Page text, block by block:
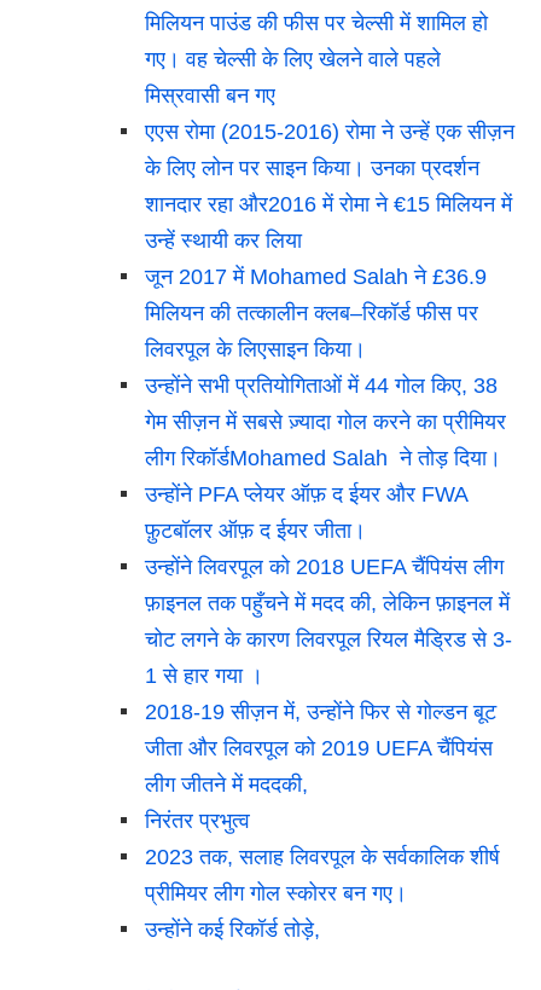
मिलियन पाउंड की फीस पर चेल्सी में शामिल हो
गए। वह चेल्सी के लिए खेलने वाले पहले
मिस्रवासी बन गए
एएस रोमा (2015-2016) रोमा ने उन्हें एक सीज़न
के लिए लोन पर साइन किया। उनका प्रदर्शन
शानदार रहा और2016 में रोमा ने €15 मिलियन में
उन्हें स्थायी कर लिया
जून 2017 में Mohamed Salah ने £36.9
मिलियन की तत्कालीन क्लब–रिकॉर्ड फीस पर
लिवरपूल के लिएसाइन किया।
उन्होंने सभी प्रतियोगिताओं में 44 गोल किए, 38
गेम सीज़न में सबसे ज़्यादा गोल करने का प्रीमियर
लीग रिकॉर्डMohamed Salah ने तोड़ दिया।
उन्होंने PFA प्लेयर ऑफ़ द ईयर और FWA
फ़ुटबॉलर ऑफ़ द ईयर जीता।
उन्होंने लिवरपूल को 2018 UEFA चैंपियंस लीग
फ़ाइनल तक पहुँचने में मदद की, लेकिन फ़ाइनल में
चोट लगने के कारण लिवरपूल रियल मैड्रिड से 3-
1 से हार गया ।
2018-19 सीज़न में, उन्होंने फिर से गोल्डन बूट
जीता और लिवरपूल को 2019 UEFA चैंपियंस
लीग जीतने में मददकी,
निरंतर प्रभुत्व
2023 तक, सलाह लिवरपूल के सर्वकालिक शीर्ष
प्रीमियर लीग गोल स्कोरर बन गए।
उन्होंने कई रिकॉर्ड तोड़े,